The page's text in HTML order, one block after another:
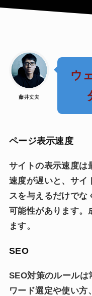
藤井丈夫
ウ
ページ表示速度
サイトの表示速度は
速度が遅いと、サイ
スを与えるだけで
可能性があります。
ます。
SEO
SEO対策のルール
ワード選定や使い方